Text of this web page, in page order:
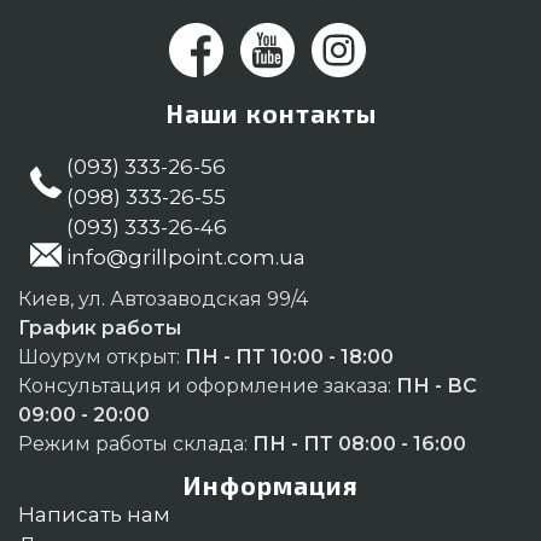
Наши контакты
(093) 333-26-56
(098) 333-26-55
(093) 333-26-46
info@grillpoint.com.ua
Киев, ул. Автозаводская 99/4
График работы
Шоурум открыт: ПН - ПТ 10:00 - 18:00
Консультация и оформление заказа: ПН - ВС
09:00 - 20:00
Режим работы склада: ПН - ПТ 08:00 - 16:00
Информация
Написать нам